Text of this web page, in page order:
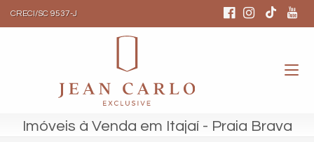
CRECI/SC 9537-J
Imóveis à Venda em Itajaí - Praia Brava